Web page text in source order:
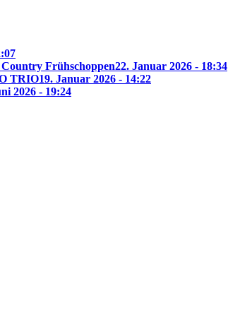
Frühschoppen22. Januar 2026 - 18:34
TRIO19. Januar 2026 - 14:22
2026 - 19:24